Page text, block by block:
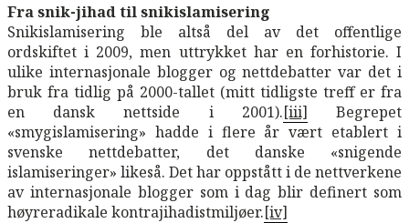
Fra snik-jihad til snikislamisering
Snikislamisering ble altså del av det offentlige
ordskiftet i 2009, men uttrykket har en forhistorie. I
ulike internasjonale blogger og nettdebatter var det i
bruk fra tidlig på 2000-tallet (mitt tidligste treff er fra
en dansk nettside i 2001).[iii] Begrepet
«smygislamisering» hadde i flere år vært etablert i
svenske nettdebatter, det danske «snigende
islamiseringer» likeså. Det har oppstått i de nettverkene
av internasjonale blogger som i dag blir definert som
høyreradikale kontrajihadistmiljøer.[iv]